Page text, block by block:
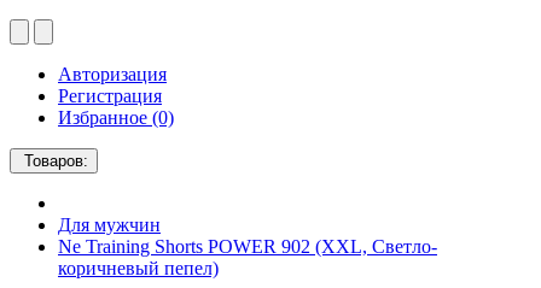
Авторизация
Регистрация
Избранное (0)
Товаров:
Для мужчин
Ne Training Shorts POWER 902 (XXL, Светло-
коричневый пепел)